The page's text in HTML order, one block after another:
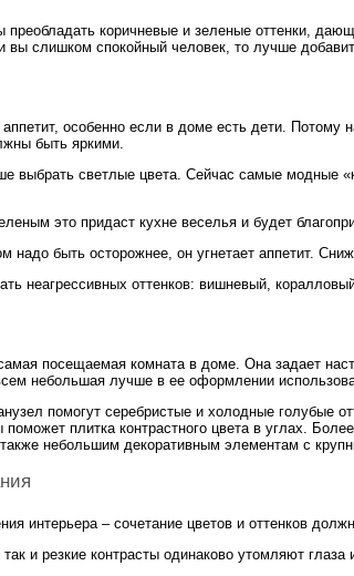
преобладать коричневые и зеленые оттенки,
слишком спокойный человек, то лучше
особенно если в доме есть дети.
быть яркими.
выбрать светлые цвета. Сейчас самые модные
это придаст кухне веселья и будет
быть осторожнее, он угнетает аппетит.
неагрессивных оттенков: вишневый,
посещаемая комната в доме. Она задает
небольшая лучше в ее оформлении
помогут серебристые и холодные голубые
плитка контрастного цвета в углах.
также небольшим декоративным элементам с
интерьера – сочетание цветов и оттенков
и резкие контрасты одинаково утомляют